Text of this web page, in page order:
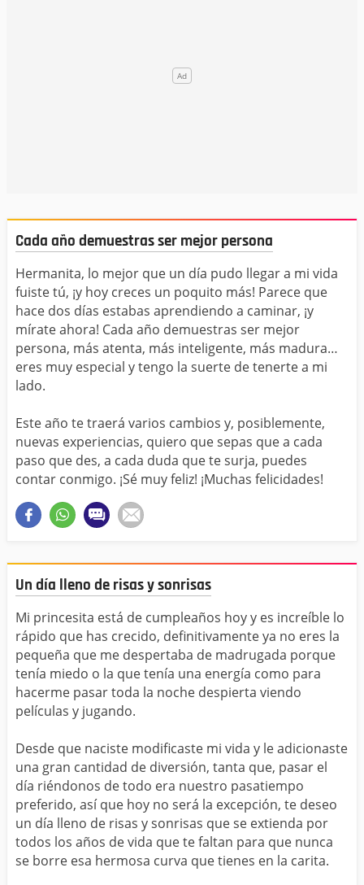
Cada año demuestras ser mejor persona
Hermanita, lo mejor que un día pudo llegar a mi vida
fuiste tú, ¡y hoy creces un poquito más! Parece que
hace dos días estabas aprendiendo a caminar, ¡y
mírate ahora! Cada año demuestras ser mejor
persona, más atenta, más inteligente, más madura…
eres muy especial y tengo la suerte de tenerte a mi
lado.
Este año te traerá varios cambios y, posiblemente,
nuevas experiencias, quiero que sepas que a cada
paso que des, a cada duda que te surja, puedes
contar conmigo. ¡Sé muy feliz! ¡Muchas felicidades!
Un día lleno de risas y sonrisas
Mi princesita está de cumpleaños hoy y es increíble lo
rápido que has crecido, definitivamente ya no eres la
pequeña que me despertaba de madrugada porque
tenía miedo o la que tenía una energía como para
hacerme pasar toda la noche despierta viendo
películas y jugando.
Desde que naciste modificaste mi vida y le adicionaste
una gran cantidad de diversión, tanta que, pasar el
día riéndonos de todo era nuestro pasatiempo
preferido, así que hoy no será la excepción, te deseo
un día lleno de risas y sonrisas que se extienda por
todos los años de vida que te faltan para que nunca
se borre esa hermosa curva que tienes en la carita.